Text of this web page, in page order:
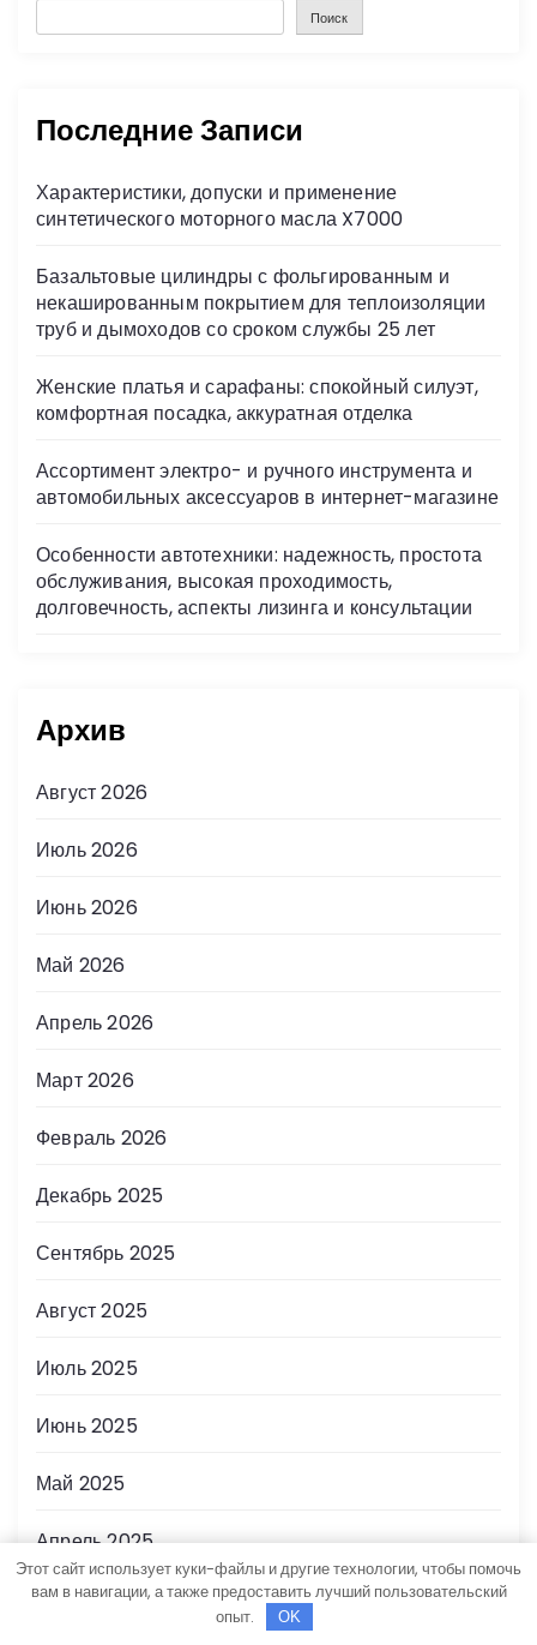
Поиск
Последние Записи
Характеристики, допуски и применение
синтетического моторного масла X7000
Базальтовые цилиндры с фольгированным и
некашированным покрытием для теплоизоляции
труб и дымоходов со сроком службы 25 лет
Женские платья и сарафаны: спокойный силуэт,
комфортная посадка, аккуратная отделка
Ассортимент электро- и ручного инструмента и
автомобильных аксессуаров в интернет-магазине
Особенности автотехники: надежность, простота
обслуживания, высокая проходимость,
долговечность, аспекты лизинга и консультации
Архив
Август 2026
Июль 2026
Июнь 2026
Май 2026
Апрель 2026
Март 2026
Февраль 2026
Декабрь 2025
Сентябрь 2025
Август 2025
Июль 2025
Июнь 2025
Май 2025
Апрель 2025
Март 2025
Этот сайт использует куки-файлы и другие технологии, чтобы помочь
вам в навигации, а также предоставить лучший пользовательский
опыт.
OK